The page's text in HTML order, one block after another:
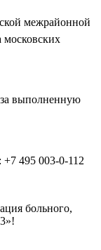
межрайонной
выполненную
495 003-0-112
больного,